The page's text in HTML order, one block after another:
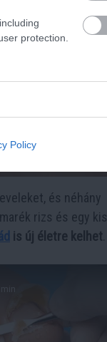
protection.
Policy
és néhány
rizs és egy kis
is új életre kelhet